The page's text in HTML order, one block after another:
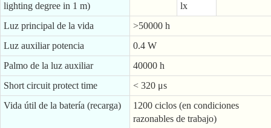
lighting degree in 1 m)
lx
Luz principal de la vida
>50000 h
Luz auxiliar potencia
0.4 W
Palmo de la luz auxiliar
40000 h
Short circuit protect time
< 320 μs
Vida útil de la batería (recarga)
1200 ciclos (en condiciones
razonables de trabajo)